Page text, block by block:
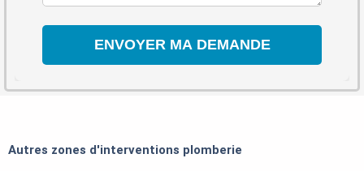
Autres zones d'interventions plomberie